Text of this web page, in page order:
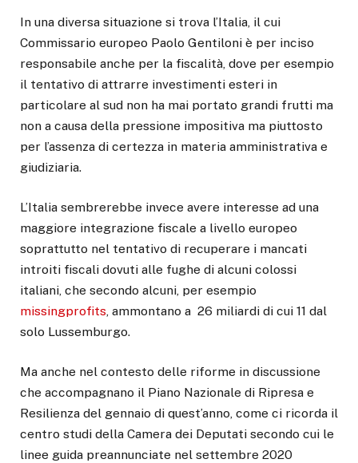
In una diversa situazione si trova l’Italia, il cui
Commissario europeo Paolo Gentiloni è per inciso
responsabile anche per la fiscalità, dove per esempio
il tentativo di attrarre investimenti esteri in
particolare al sud non ha mai portato grandi frutti ma
non a causa della pressione impositiva ma piuttosto
per l’assenza di certezza in materia amministrativa e
giudiziaria.
L’Italia sembrerebbe invece avere interesse ad una
maggiore integrazione fiscale a livello europeo
soprattutto nel tentativo di recuperare i mancati
introiti fiscali dovuti alle fughe di alcuni colossi
italiani, che secondo alcuni, per esempio
missingprofits , ammontano a 26 miliardi di cui 11 dal
solo Lussemburgo.
Ma anche nel contesto delle riforme in discussione
che accompagnano il Piano Nazionale di Ripresa e
Resilienza del gennaio di quest’anno, come ci ricorda il
centro studi della Camera dei Deputati secondo cui le
linee guida preannunciate nel settembre 2020